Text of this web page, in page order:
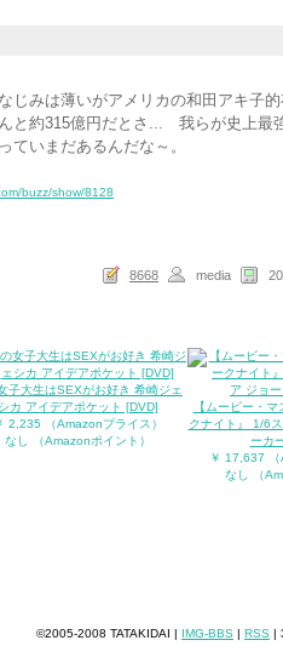
じみは薄いがアメリカの和田アキ子
と約315億円だとさ... 我らが史上
ていまだあるんだな～。
buzz/show/8128
8668 media
子大生はSEXがお好き 希崎ジェ
シカ アイデアポケット [DVD]
2,235 （Amazonプライス）
なし （Amazonポイント）
【ムービー・
クナイト』 1/6
ーカ
￥ 17,637 （
なし （
©2005-2008 TATAKIDAI | IMG-BBS | RSS |